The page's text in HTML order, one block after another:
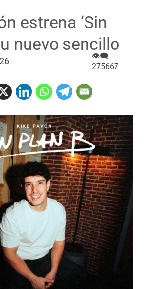
estrena ‘Sin
nuevo sencillo
👁‍🗨
275667